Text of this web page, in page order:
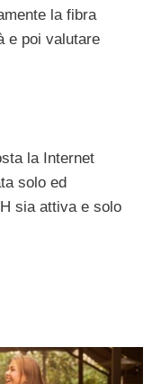
la fibra
e poi valutare
la Internet
solo ed
sia attiva e solo